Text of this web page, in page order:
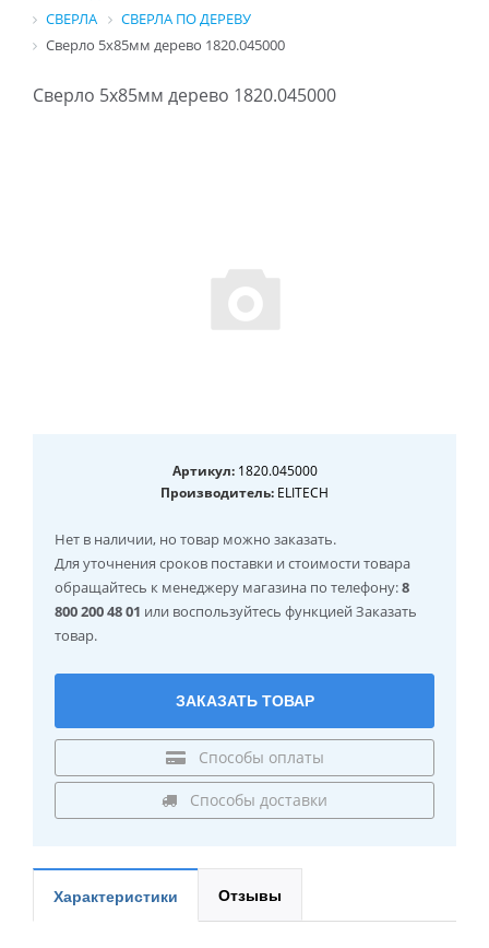
СВЕРЛА
СВЕРЛА ПО ДЕРЕВУ
Сверло 5х85мм дерево 1820.045000
Сверло 5х85мм дерево 1820.045000
Артикул:1820.045000
Производитель: ELITECH
Нет в наличии, но товар можно заказать.
Для уточнения сроков поставки и стоимости товара
обращайтесь к менеджеру магазина по телефону:8
800 200 48 01 или воспользуйтесь функцией Заказать
товар.
ЗАКАЗАТЬ ТОВАР
Способы оплаты
Способы доставки
Характеристики Отзывы